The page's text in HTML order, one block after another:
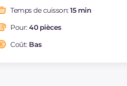
Temps de cuisson:15 min
Pour:40 pièces
Coût: Bas